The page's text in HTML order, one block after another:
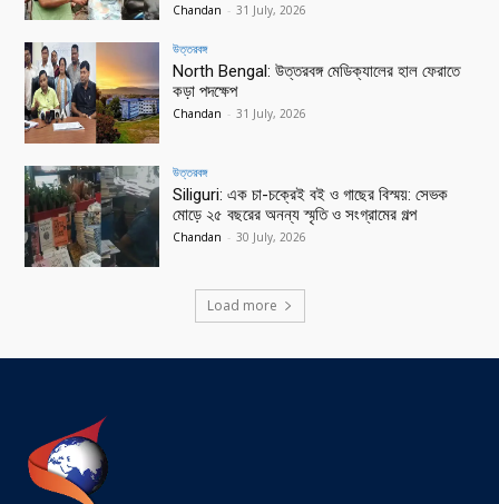
Chandan - 31 July, 2026
উত্তরবঙ্গ
North Bengal: উত্তরবঙ্গ মেডিক্যালের হাল ফেরাতে
কড়া পদক্ষেপ
Chandan - 31 July, 2026
উত্তরবঙ্গ
Siliguri: এক চা-চক্রেই বই ও গাছের বিস্ময়: সেভক
মোড়ে ২৫ বছরের অনন্য স্মৃতি ও সংগ্রামের গল্প
Chandan - 30 July, 2026
Load more